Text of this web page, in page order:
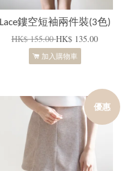
Lace鏤空短袖兩件裝(3色)
HK$ 155.00HK$ 135.00
加入購物車
優惠